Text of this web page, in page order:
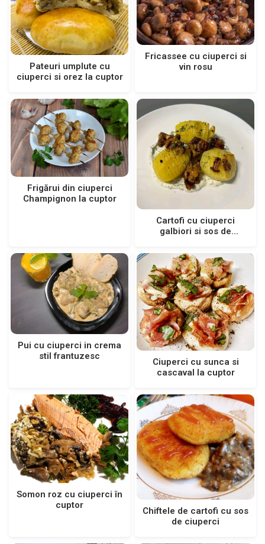
Pateuri umplute cu
ciuperci si orez la cuptor
Fricassee cu ciuperci si
vin rosu
Frigărui din ciuperci
Champignon la cuptor
Cartofi cu ciuperci
galbiori si sos de
Pui cu ciuperci in crema
stil frantuzesc
Ciuperci cu sunca si
cascaval la cuptor
Somon roz cu ciuperci în
cuptor
Chiftele de cartofi cu sos
de ciuperci